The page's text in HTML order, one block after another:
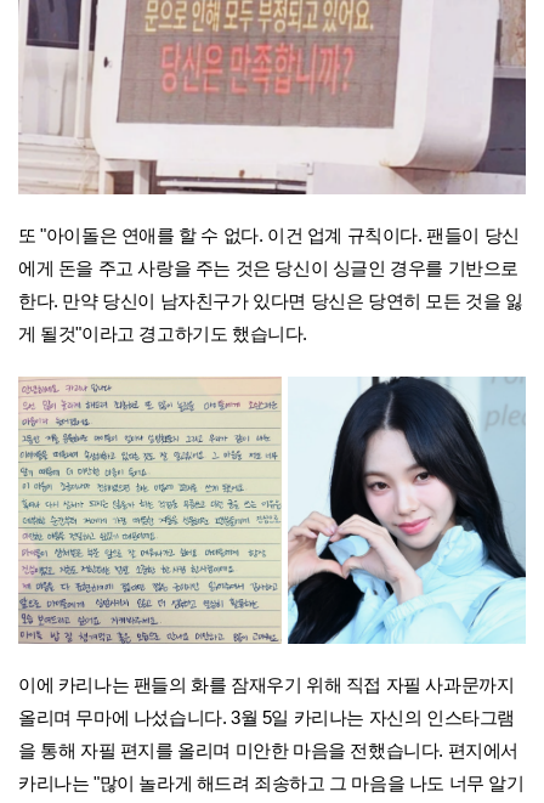
또 "아이돌은 연애를 할 수 없다. 이건 업계 규칙이다. 팬들이 당신
에게 돈을 주고 사랑을 주는 것은 당신이 싱글인 경우를 기반으로
한다. 만약 당신이 남자친구가 있다면 당신은 당연히 모든 것을 잃
게 될것"이라고 경고하기도 했습니다.
이에 카리나는 팬들의 화를 잠재우기 위해 직접 자필 사과문까지
올리며 무마에 나섰습니다. 3월 5일 카리나는 자신의 인스타그램
을 통해 자필 편지를 올리며 미안한 마음을 전했습니다. 편지에서
카리나는 "많이 놀라게 해드려 죄송하고 그 마음을 나도 너무 알기